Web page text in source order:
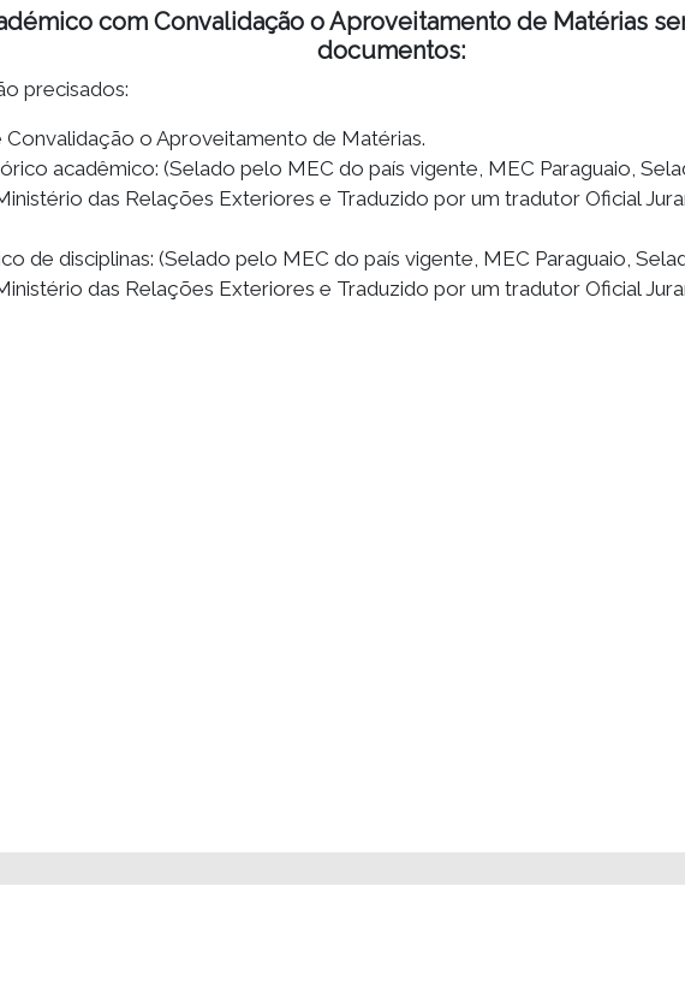
com Convalidação o Aproveitamento de Matérias
documentos:
precisados:
o Aproveitamento de Matérias.
acadêmico: (Selado pelo MEC do país vigente, MEC Paraguaio,
das Relações Exteriores e Traduzido por um tradutor Oficial
de disciplinas: (Selado pelo MEC do país vigente, MEC Paraguaio,
das Relações Exteriores e Traduzido por um tradutor Oficial